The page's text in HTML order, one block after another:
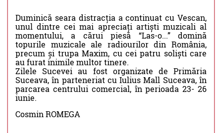
Duminică seara distracția a continuat cu Vescan,
unul dintre cei mai apreciați artiști muzicali al
momentului, a cărui piesă “Las-o...” domină
topurile muzicale ale radiourilor din România,
precum și trupa Maxim, cu cei patru soliști care
au furat inimile multor tinere.
Zilele Sucevei au fost organizate de Primăria
Suceava, în parteneriat cu Iulius Mall Suceava, în
parcarea centrului comercial, în perioada 23- 26
iunie.
Cosmin ROMEGA